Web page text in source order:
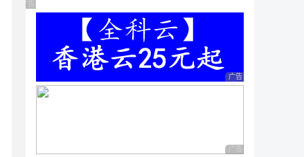
广告 商业广告，理性选择
广告 商业广告，理性
广告 商业广告，理性